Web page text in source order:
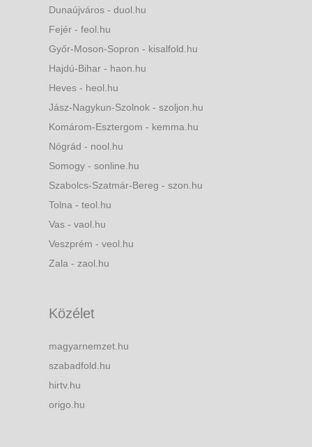
Dunaújváros - duol.hu
Fejér - feol.hu
Győr-Moson-Sopron - kisalfold.hu
Hajdú-Bihar - haon.hu
Heves - heol.hu
Jász-Nagykun-Szolnok - szoljon.hu
Komárom-Esztergom - kemma.hu
Nógrád - nool.hu
Somogy - sonline.hu
Szabolcs-Szatmár-Bereg - szon.hu
Tolna - teol.hu
Vas - vaol.hu
Veszprém - veol.hu
Zala - zaol.hu
Közélet
magyarnemzet.hu
szabadfold.hu
hirtv.hu
origo.hu